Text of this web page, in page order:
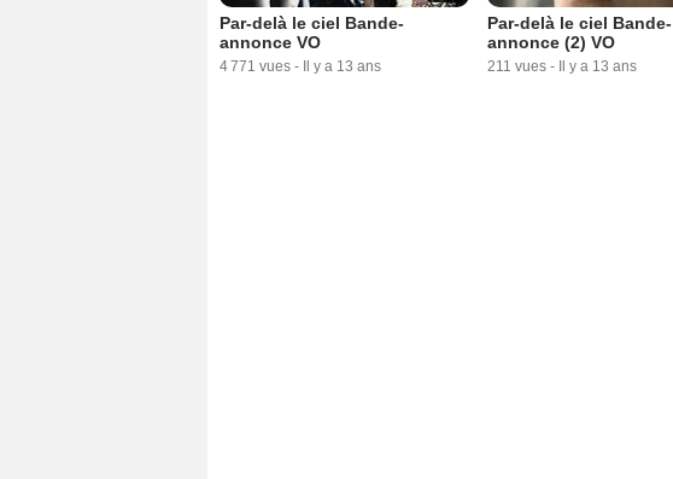
Par-delà le ciel Bande-
annonce VO
4 771 vues - Il y a 13 ans
Par-delà le ciel Bande-
annonce (2) VO
211 vues - Il y a 13 ans